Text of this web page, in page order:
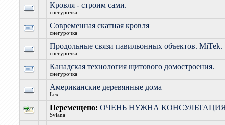
Кровля - строим сами.
снегурочка
Современная скатная кровля
снегурочка
Продольные связи павильонных объектов. MiTek.
снегурочка
Канадская технология щитового домостроения.
снегурочка
Американские деревянные дома
Lex
Перемещено:ОЧЕНЬ НУЖНА
Svlana